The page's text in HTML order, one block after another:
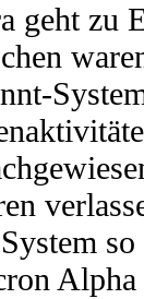
geht zu
Alpha